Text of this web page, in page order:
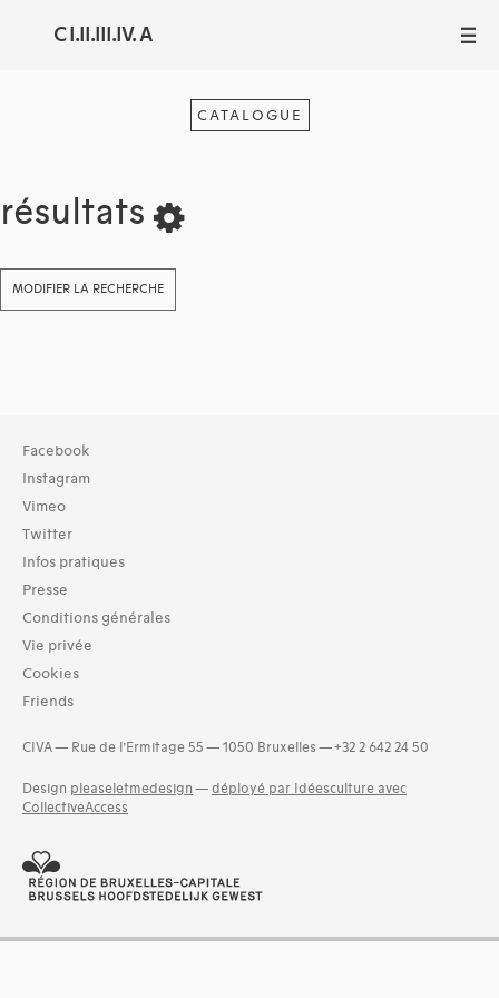
C I.II.III.IV. A III
CATALOGUE
résultats
MODIFIER LA RECHERCHE
Collection
TOUT (29690)
Bibliothèque (27431)
Archives (2395)
Typologies documents
Livres (49305)
Dossiers documentaires (6683)
Séries (activités) (747)
Exemplaires (124)
Photos (4521)
Groupes de documents (635)
Langues
Bosniaque (1)
Catalan (66)
Croate (2)
Facebook
Instagram
Vimeo
Twitter
Infos pratiques
Presse
Conditions générales
Vie privée
Cookies
Friends
CIVA — Rue de l’Ermitage 55 — 1050 Bruxelles — +32 2 642 24 50
Design pleaseletmedesign — déployé par Idéesculture avec
CollectiveAccess